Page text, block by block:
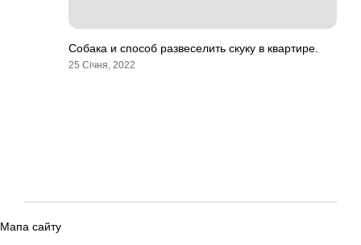
Собака и способ развеселить скуку в квартире.
25 Січня, 2022
Мапа сайту